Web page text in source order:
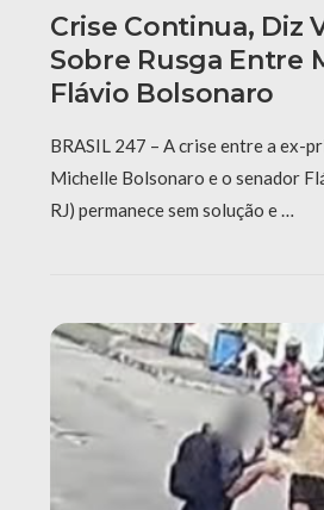
Crise Continua, Diz
Sobre Rusga Entre
Flávio Bolsonaro
BRASIL 247 – A crise entre a ex-
Michelle Bolsonaro e o senador
RJ) permanece sem solução e …